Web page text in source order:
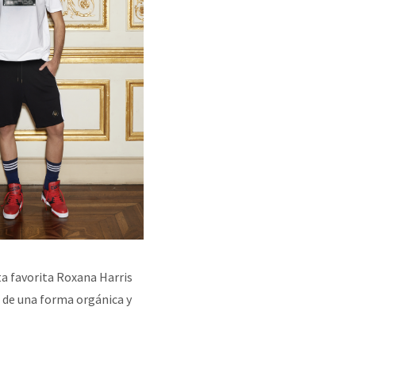
favorita Roxana Harris
una forma orgánica y